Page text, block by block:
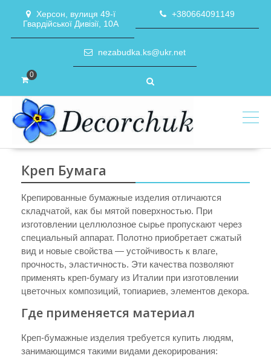
Херсон, вулиця 49-ї
Гвардійської Дивізії, 10А
+380664091149
nezabudka.ks@ukr.net
0
Креп Бумага
Крепированные бумажные изделия отличаются
складчатой, как бы мятой поверхностью. При
изготовлении целлюлозное сырье пропускают через
специальный аппарат. Полотно приобретает сжатый
вид и новые свойства — устойчивость к влаге,
прочность, эластичность. Эти качества позволяют
применять креп-бумагу из Италии при изготовлении
цветочных композиций, топиариев, элементов декора.
Где применяется материал
Креп-бумажные изделия требуется купить людям,
занимающимся такими видами декорирования: